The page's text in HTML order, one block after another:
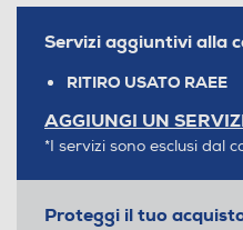
Servizi aggiuntivi alla
RITIRO USATO RAEE
AGGIUNGI UN
*I servizi sono esclusi dal
Proteggi il tuo